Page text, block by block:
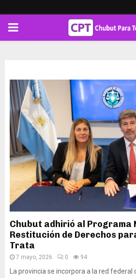
PRIMARY
Chubut adhirió al Programa
Restitución de Derechos
Trata
7 mayo, 2026 0 94
La provincia se incorpora a la red federal